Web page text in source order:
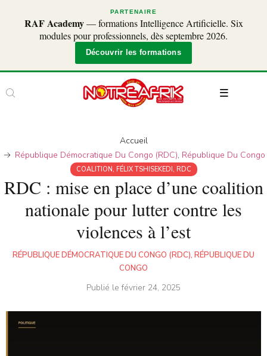
PARTENAIRE
RAF Academy— formations Intelligence Artificielle. Six
modules pour professionnels, dès septembre 2026.
Découvrir les formations
Accueil
République Démocratique Du Congo (RDC), République Du Congo
COALITION, FÉLIX TSHISEKEDI, RDC
RDC : mise en place d’une coalition
nationale pour lutter contre les
violences à l’est
RÉPUBLIQUE DÉMOCRATIQUE DU CONGO (RDC), RÉPUBLIQUE DU
CONGO
Publié lefévrier 24, 2025